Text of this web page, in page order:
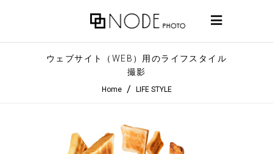
ウェブサイト（WEB）用のライフスタイル
撮影
Home/ LIFE STYLE